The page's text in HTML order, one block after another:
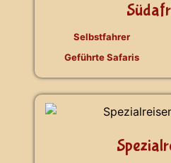
Selbstfahrer
Geführte Safaris